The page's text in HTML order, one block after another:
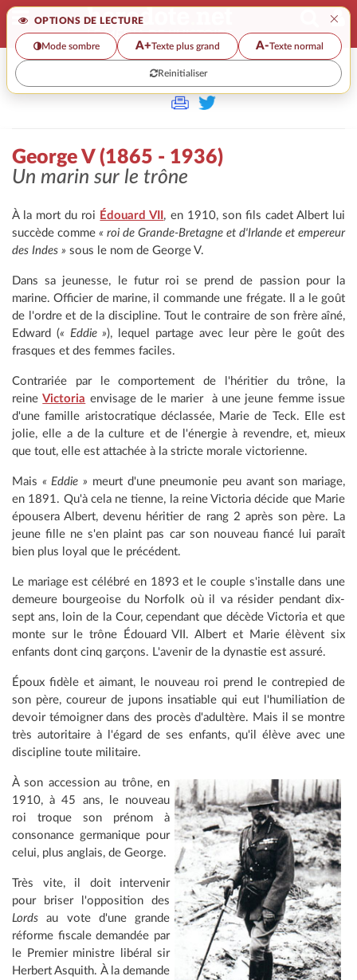
OPTIONS DE LECTURE ×
Mode sombre A+Texte plus grand A-Texte normal
Reinitialiser
>>
George V (1865 - 1936)
Un marin sur le trône
À la mort du roi Édouard VII , en 1910, son fils cadet Albert lui
succède comme « roi de Grande-Bretagne et d'Irlande et empereur
des Indes » sous le nom de George V.
Dans sa jeunesse, le futur roi se prend de passion pour la
marine. Officier de marine, il commande une frégate. Il a le goût
de l'ordre et de la discipline. Tout le contraire de son frère aîné,
Edward (« Eddie »), lequel partage avec leur père le goût des
frasques et des femmes faciles.
Contrariée par le comportement de l'héritier du trône, la
reineVictoria envisage de le marier à une jeune femme issue
d'une famille aristocratique déclassée, Marie de Teck. Elle est
jolie, elle a de la culture et de l'énergie à revendre, et, mieux
que tout, elle est attachée à la stricte morale victorienne.
Mais « Eddie » meurt d'une pneumonie peu avant son mariage,
en 1891. Qu'à cela ne tienne, la reine Victoria décide que Marie
épousera Albert, devenu héritier de rang 2 après son père. La
jeune fille ne s'en plaint pas car son nouveau fiancé lui paraît
bien plus loyal que le précédent.
Le mariage est célébré en 1893 et le couple s'installe dans une
demeure bourgeoise du Norfolk où il va résider pendant dix-
sept ans, loin de la Cour, cependant que décède Victoria et que
monte sur le trône Édouard VII. Albert et Marie élèvent six
enfants dont cinq garçons. L'avenir de la dynastie est assuré.
Époux fidèle et aimant, le nouveau roi prend le contrepied de
son père, coureur de jupons insatiable qui eut l'humiliation de
devoir témoigner dans des procès d'adultère. Mais il se montre
très autoritaire à l'égard de ses enfants, qu'il élève avec une
discipline toute militaire.
À son accession au trône, en
1910, à 45 ans, le nouveau
roi troque son prénom à
consonance germanique pour
celui, plus anglais, de George.
Très vite, il doit intervenir
pour briser l'opposition des
Lordsau vote d'une grande
réforme fiscale demandée par
le Premier ministre libéral sir
Herbert Asquith. À la demande